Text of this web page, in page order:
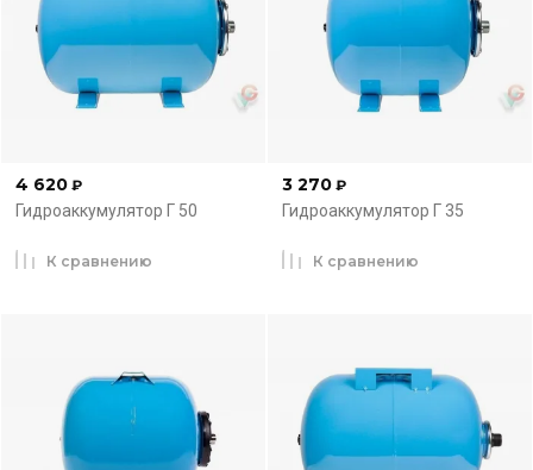
4 620 ₽
Гидроаккумулятор Г 50
К сравнению
3 270 ₽
Гидроаккумулятор Г 35
К сравнению